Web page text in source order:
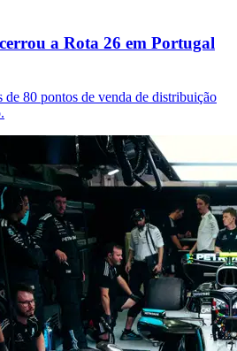
a Rota 26 em Portugal
80 pontos de venda de distribuição